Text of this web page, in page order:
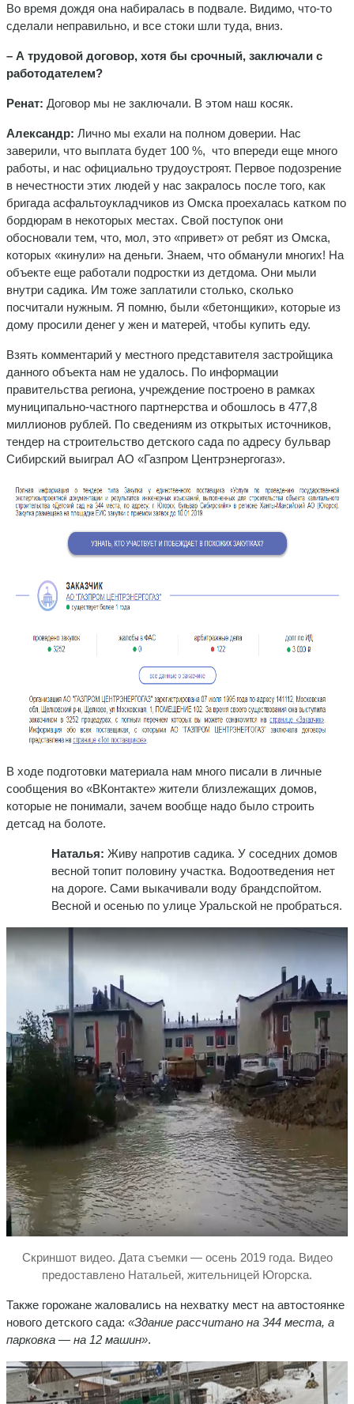
Во время дождя она набиралась в подвале. Видимо, что-то
сделали неправильно, и все стоки шли туда, вниз.
– А трудовой договор, хотя бы срочный, заключали с
работодателем?
Ренат: Договор мы не заключали. В этом наш косяк.
Александр: Лично мы ехали на полном доверии. Нас
заверили, что выплата будет 100 %, что впереди еще много
работы, и нас официально трудоустроят. Первое подозрение
в нечестности этих людей у нас закралось после того, как
бригада асфальтоукладчиков из Омска проехалась катком по
бордюрам в некоторых местах. Свой поступок они
обосновали тем, что, мол, это «привет» от ребят из Омска,
которых «кинули» на деньги. Знаем, что обманули многих! На
объекте еще работали подростки из детдома. Они мыли
внутри садика. Им тоже заплатили столько, сколько
посчитали нужным. Я помню, были «бетонщики», которые из
дому просили денег у жен и матерей, чтобы купить еду.
Взять комментарий у местного представителя застройщика
данного объекта нам не удалось. По информации
правительства региона, учреждение построено в рамках
муниципально-частного партнерства и обошлось в 477,8
миллионов рублей. По сведениям из открытых источников,
тендер на строительство детского сада по адресу бульвар
Сибирский выиграл АО «Газпром Центрэнергогаз».
В ходе подготовки материала нам много писали в личные
сообщения во «ВКонтакте» жители близлежащих домов,
которые не понимали, зачем вообще надо было строить
детсад на болоте.
Наталья: Живу напротив садика. У соседних домов
весной топит половину участка. Водоотведения нет
на дороге. Сами выкачивали воду брандспойтом.
Весной и осенью по улице Уральской не пробраться.
Скриншот видео. Дата съемки — осень 2019 года. Видео
предоставлено Натальей, жительницей Югорска.
Также горожане жаловались на нехватку мест на автостоянке
нового детского сада: «Здание рассчитано на 344 места, а
парковка — на 12 машин».